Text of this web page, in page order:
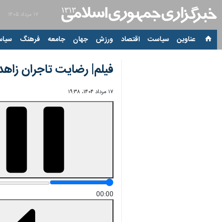
۱۷ مرداد ۱۴۰۵
عناوین‌ سیاست اقتصاد ورزش جهان جامعه فرهنگ
فیلم| رضایت تاجران
۱۷ مرداد ۱۴۰۴، ۱۹:۳۸